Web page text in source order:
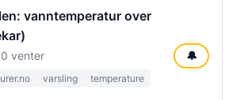
vanntemperatur over
0 venter
varsling
temperature
🔔